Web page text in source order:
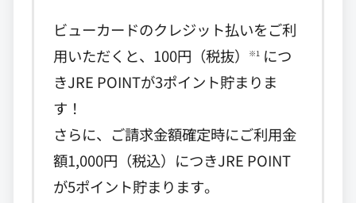
ビューカードのクレジット払いをご利
用いただくと、100円（税抜）
※1 につ
きJRE POINTが3ポイント貯まりま
す！
さらに、ご請求金額確定時にご利用金
額1,000円（税込）につきJRE POINT
が5ポイント貯まります。